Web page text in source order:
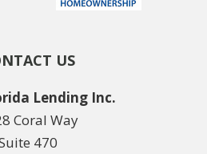
US
Lending Inc.
Coral Way
470